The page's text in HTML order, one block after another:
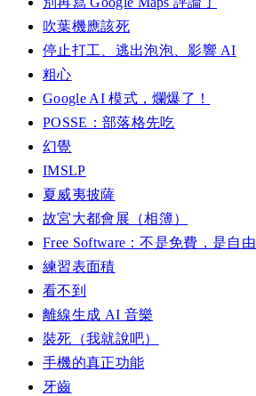
吹葉機應該死
停止打工、逃出泡泡、影響 AI
粗心
Google AI 模式，爛爆了！
POSSE：部落格先吃
幻覺
IMSLP
夏威夷披薩
故宮大都會展（相簿）
Free Software：不是免費，是自由
練習表面積
看不到
離線生成 AI 音樂
裝死（我就說吧）
手機的真正功能
牙齒